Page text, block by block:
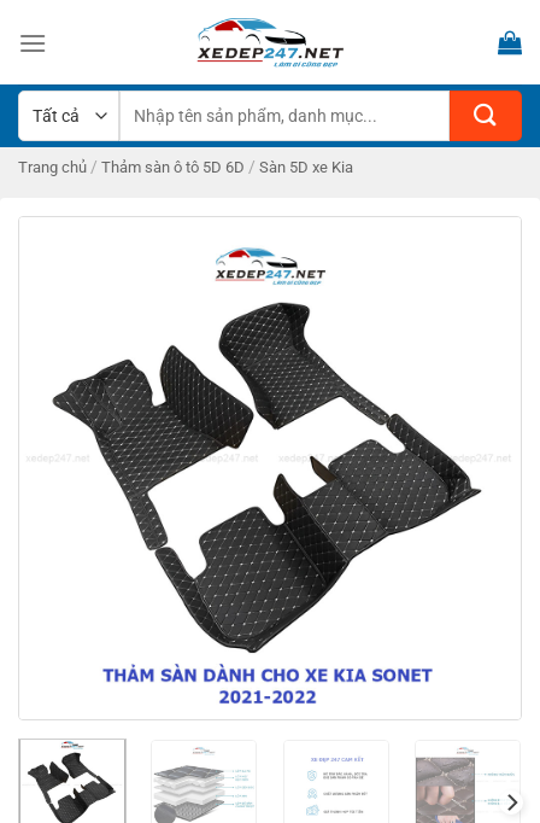
qua
dung
kiếm:
Trang chủ / Thảm sàn ô tô 5D 6D / Sàn 5D xe Kia